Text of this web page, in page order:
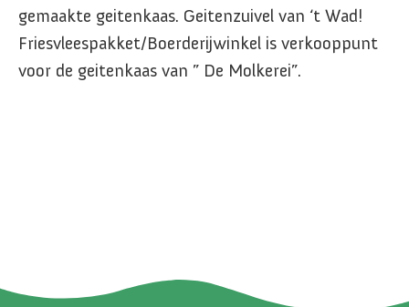
gemaakte geitenkaas. Geitenzuivel van ‘t Wad!
Friesvleespakket/Boerderijwinkel is verkooppunt
voor de geitenkaas van ” De Molkerei”.